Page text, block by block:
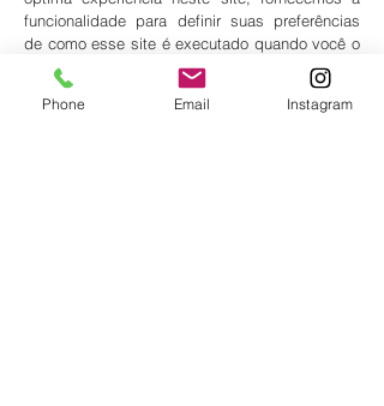
funcionalidade para definir suas preferências
de como esse site é executado quando você o
usa. Para lembrar suas preferências,
precisamos definir cookies para que essas
informações possam ser chamadas sempre
Phone Email Instagram